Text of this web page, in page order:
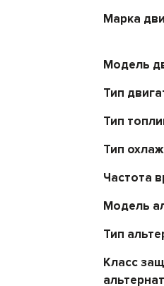
Марка
Модель
Тип
Тип
Тип
Частота
Модель
Тип
Класс